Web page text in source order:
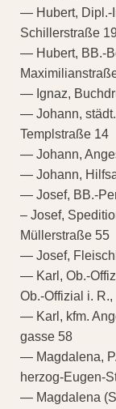
— Hubert, Dipl.-
Schillerstraße
— Hubert, BB.-
— Ignaz,
— Johann,
Templstraße 14
— Johann,
— Johann,
— Josef, BB.-
– Josef,
Müllerstraße 55
— Josef,
— Karl, Ob.-
Ob.-Offizial i.
— Karl, kfm.
gasse 58
— Magdalena,
herzog-Eugen-
— Magdalena